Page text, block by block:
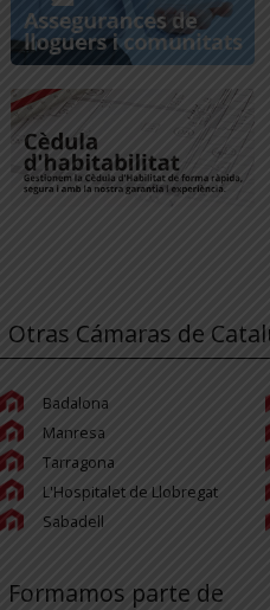
Otras Cámaras de
Badalona
Manresa
Tarragona
L'Hospitalet de Llobregat
Sabadell
Formamos parte de